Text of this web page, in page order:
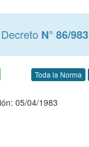
Decreto N° 86/983
Toda la Norma
05/04/1983